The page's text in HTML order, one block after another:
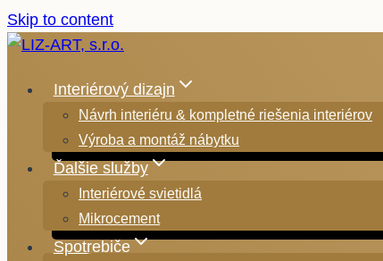
Skip to content
Interiérový dizajn
Návrh interiéru & kompletné riešenia interiérov
Výroba a montáž nábytku
Ďalšie služby
Interiérové svietidlá
Mikrocement
Spotrebiče